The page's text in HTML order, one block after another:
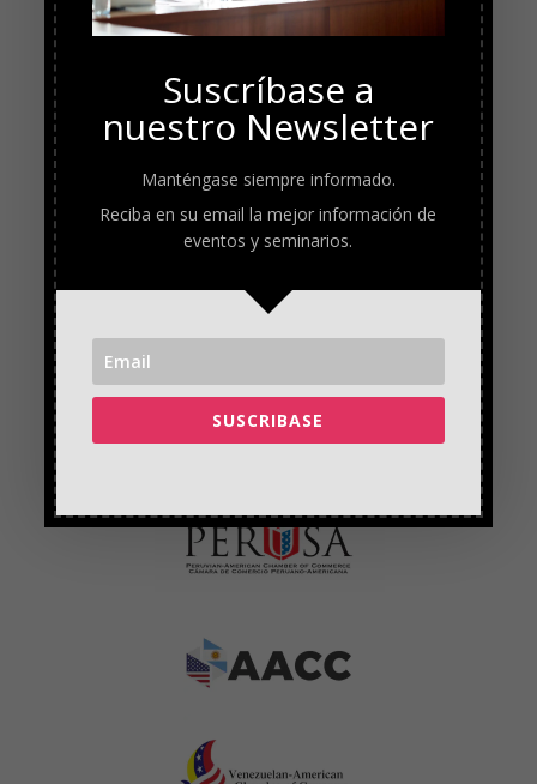
Suscríbase a
nuestro Newsletter
Manténgase siempre informado.
Reciba en su email la mejor información de
eventos y seminarios.
SUSCRIBASE